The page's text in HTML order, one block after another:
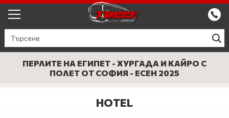
ЕКСКУРЗИИ ОТ ПЛОВДИВ
КРУИЗИ
ПЕРЛИТЕ НА ЕГИПЕТ - ХУРГАДА И КАЙРО С
ПОЛЕТ ОТ СОФИЯ - ЕСЕН 2025
HOTEL